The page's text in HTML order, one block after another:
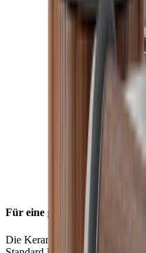
Für eine gratfreie Schneide
Die Keramik Abziehscheibe